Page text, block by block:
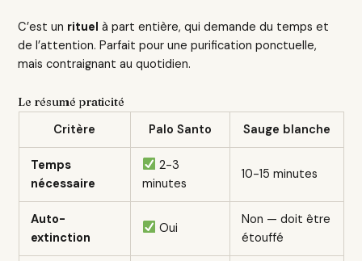
C’est un rituel à part entière, qui demande du temps et
de l’attention. Parfait pour une purification ponctuelle,
mais contraignant au quotidien.
Le résumé praticité
Critère Palo Santo Sauge blanche
Temps
nécessaire
2-3
minutes
10-15 minutes
Auto-
extinction
Oui
Non — doit être
étouffé